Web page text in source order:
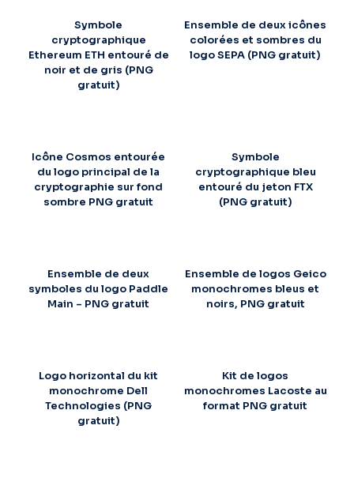
Symbole
cryptographique
Ethereum ETH entouré de
noir et de gris (PNG
gratuit)
Ensemble de deux icônes
colorées et sombres du
logo SEPA (PNG gratuit)
Icône Cosmos entourée
du logo principal de la
cryptographie sur fond
sombre PNG gratuit
Symbole
cryptographique bleu
entouré du jeton FTX
(PNG gratuit)
Ensemble de deux
symboles du logo Paddle
Main – PNG gratuit
Ensemble de logos Geico
monochromes bleus et
noirs, PNG gratuit
Logo horizontal du kit
monochrome Dell
Technologies (PNG
gratuit)
Kit de logos
monochromes Lacoste au
format PNG gratuit